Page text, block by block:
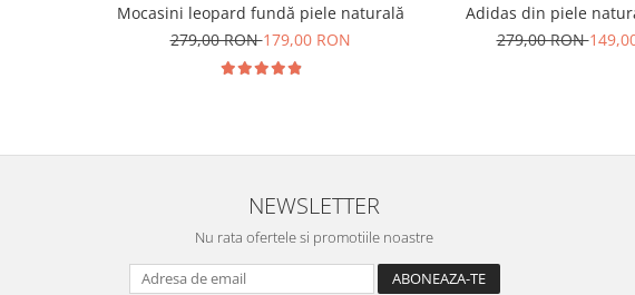
Mocasini leopard fundă piele naturală
279,00 RON179,00 RON
Adidas din piele
279,00 RON
NEWSLETTER
Nu rata ofertele si promotiile noastre